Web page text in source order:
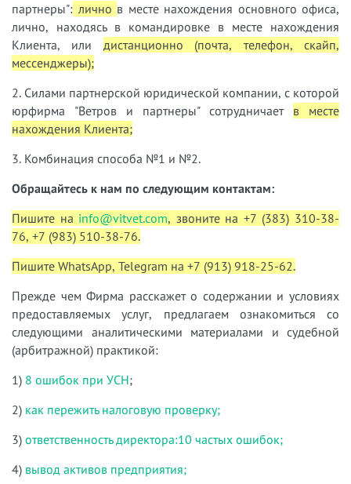
партнеры": лично в месте нахождения основного офиса,
лично, находясь в командировке в месте нахождения
Клиента, или дистанционно (почта, телефон, скайп,
мессенджеры);
2. Силами партнерской юридической компании, с которой
юрфирма "Ветров и партнеры" сотрудничает в месте
нахождения Клиента;
3. Комбинация способа №1 и №2.
Обращайтесь к нам по следующим контактам:
Пишите на info@vitvet.com, звоните на +7 (383) 310-38-
76, +7 (983) 510-38-76.
Пишите WhatsApp, Telegram на +7 (913) 918-25-62.
Прежде чем Фирма расскажет о содержании и условиях
предоставляемых услуг, предлагаем ознакомиться со
следующими аналитическими материалами и судебной
(арбитражной) практикой:
1) 8 ошибок при УСН;
2) как пережить налоговую проверку;
3) ответственность директора:10 частых ошибок;
4) вывод активов предприятия;